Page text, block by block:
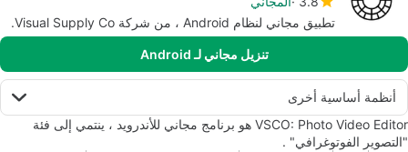
تطبيق مجاني لنظام Android ، من شركة Visual Supply Co.
تنزيل مجاني لـ Android
أنظمة أساسية أخرى
VSCO: Photo Video Editor هو برنامج مجاني للأندرويد ، ينتمي إلى فئة
"التصوير الفوتوغرافي" .